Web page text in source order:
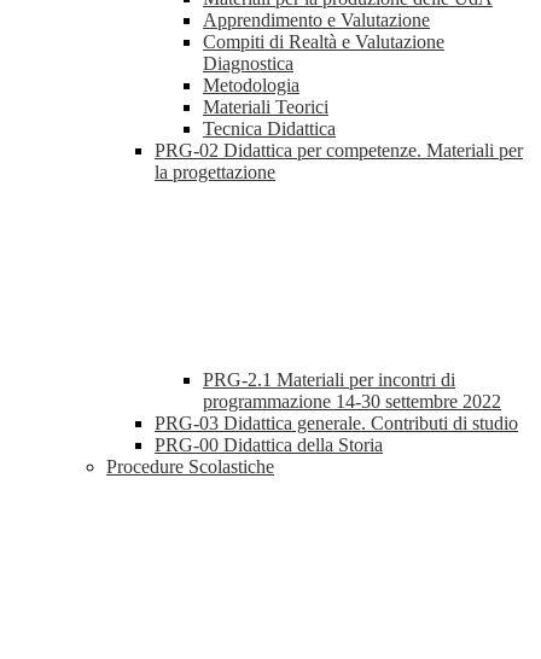
Apprendimento e Valutazione
Compiti di Realtà e Valutazione
Diagnostica
Metodologia
Materiali Teorici
Tecnica Didattica
PRG-02 Didattica per competenze. Materiali per
la progettazione
PRG-2.1 Materiali per incontri di
programmazione 14-30 settembre 2022
PRG-03 Didattica generale. Contributi di studio
PRG-00 Didattica della Storia
Procedure Scolastiche